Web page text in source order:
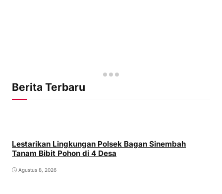
Berita Terbaru
Lestarikan Lingkungan Polsek Bagan Sinembah
Tanam Bibit Pohon di 4 Desa
Agustus 8, 2026